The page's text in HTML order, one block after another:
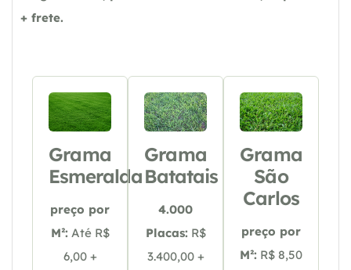
+ frete.
Grama
Esmeralda
preço por
M²: Até R$
6,00 +
Grama
Batatais
4.000
Placas: R$
3.400,00 +
Grama
São
Carlos
preço por
M²: R$ 8,50